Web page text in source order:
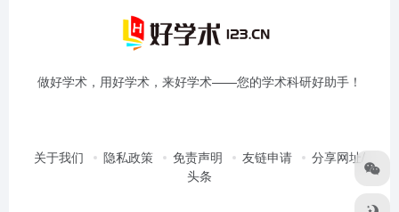
做好学术，用好学术，来好学术——您的学术科研好助手！
关于我们 隐私政策 免责声明 友链申请
分享网址/
头条